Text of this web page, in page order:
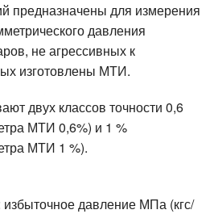
предназначены для измерения
давления
не агрессивных к
изготовлены МТИ.
двух классов точности 0,6
МТИ 0,6%) и 1 %
МТИ 1 %).
избыточное давление МПа (кгс/